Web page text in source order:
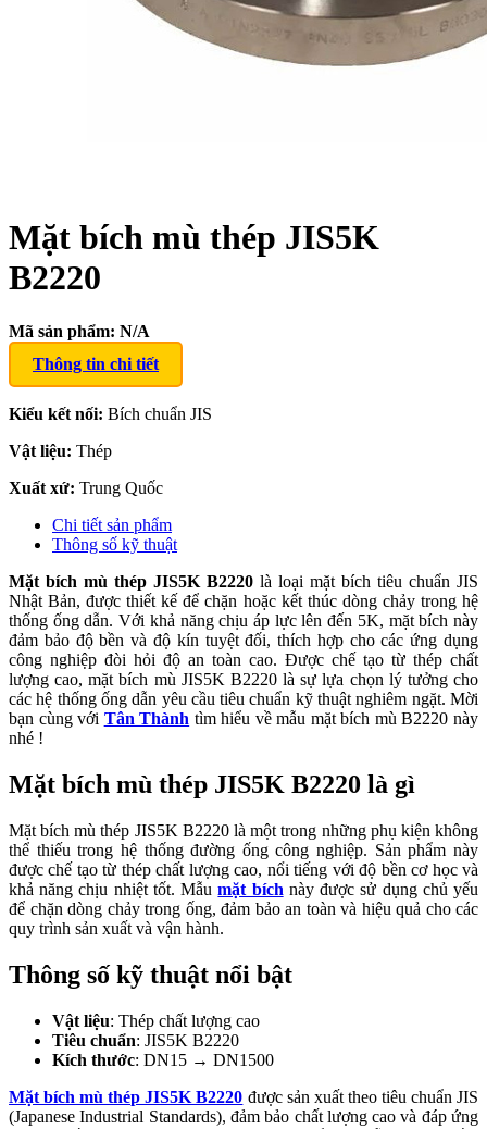
Mặt bích mù thép JIS5K
B2220
Mã sản phẩm: N/A
Thông tin chi tiết
Kiểu kết nối: Bích chuẩn JIS
Vật liệu: Thép
Xuất xứ: Trung Quốc
Chi tiết sản phẩm
Thông số kỹ thuật
Mặt bích mù thép JIS5K B2220 là loại mặt bích tiêu chuẩn JIS
Nhật Bản, được thiết kế để chặn hoặc kết thúc dòng chảy trong hệ
thống ống dẫn. Với khả năng chịu áp lực lên đến 5K, mặt bích này
đảm bảo độ bền và độ kín tuyệt đối, thích hợp cho các ứng dụng
công nghiệp đòi hỏi độ an toàn cao. Được chế tạo từ thép chất
lượng cao, mặt bích mù JIS5K B2220 là sự lựa chọn lý tưởng cho
các hệ thống ống dẫn yêu cầu tiêu chuẩn kỹ thuật nghiêm ngặt. Mời
bạn cùng với Tân Thành tìm hiểu về mẫu mặt bích mù B2220 này
nhé !
Mặt bích mù thép JIS5K B2220 là gì
Mặt bích mù thép JIS5K B2220 là một trong những phụ kiện không
thể thiếu trong hệ thống đường ống công nghiệp. Sản phẩm này
được chế tạo từ thép chất lượng cao, nổi tiếng với độ bền cơ học và
khả năng chịu nhiệt tốt. Mẫumặt bích này được sử dụng chủ yếu
để chặn dòng chảy trong ống, đảm bảo an toàn và hiệu quả cho các
quy trình sản xuất và vận hành.
Thông số kỹ thuật nổi bật
Vật liệu: Thép chất lượng cao
Tiêu chuẩn: JIS5K B2220
Kích thước: DN15 → DN1500
Mặt bích mù thép JIS5K B2220 được sản xuất theo tiêu chuẩn JIS
(Japanese Industrial Standards), đảm bảo chất lượng cao và đáp ứng